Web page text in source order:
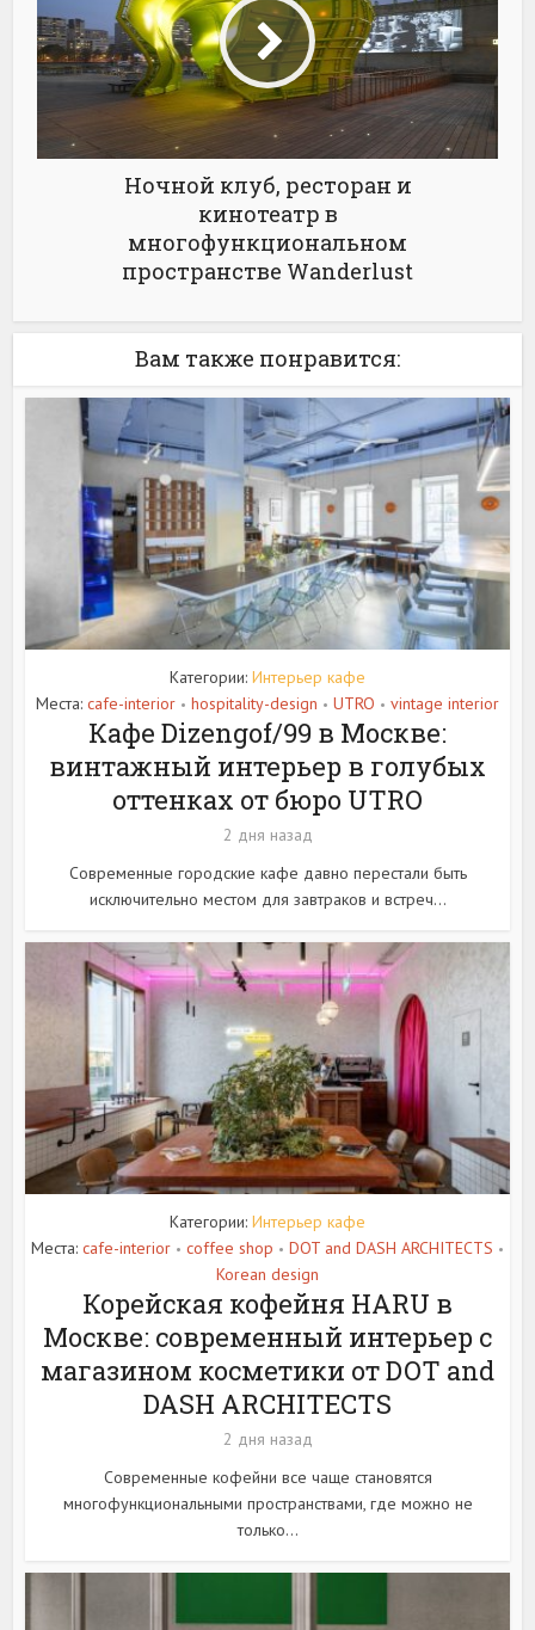
Ночной клуб, ресторан и
кинотеатр в
многофункциональном
пространстве Wanderlust
Вам также понравится:
Категории: Интерьер кафе
Места: cafe-interior • hospitality-design • UTRO • vintage interior
Кафе Dizengof/99 в Москве:
винтажный интерьер в голубых
оттенках от бюро UTRO
2 дня назад
Современные городские кафе давно перестали быть
исключительно местом для завтраков и встреч...
Категории: Интерьер кафе
Места: cafe-interior • coffee shop • DOT and DASH ARCHITECTS •
Korean design
Корейская кофейня HARU в
Москве: современный интерьер с
магазином косметики от DOT and
DASH ARCHITECTS
2 дня назад
Современные кофейни все чаще становятся
многофункциональными пространствами, где можно не
только...